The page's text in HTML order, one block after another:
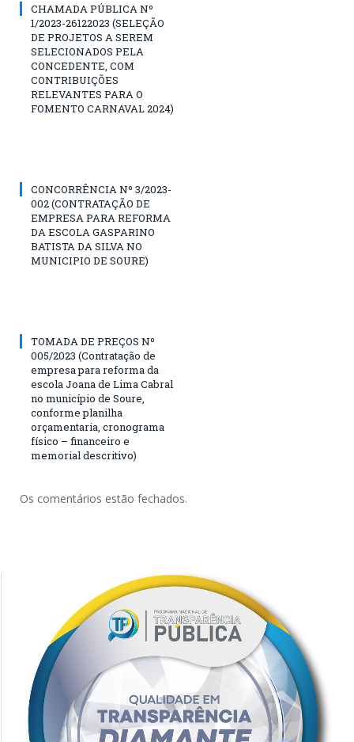
CHAMADA PÚBLICA Nº
1/2023-26122023 (SELEÇÃO
DE PROJETOS A SEREM
SELECIONADOS PELA
CONCEDENTE, COM
CONTRIBUIÇÕES
RELEVANTES PARA O
FOMENTO CARNAVAL 2024)
CONCORRÊNCIA Nº 3/2023-
002 (CONTRATAÇÃO DE
EMPRESA PARA REFORMA
DA ESCOLA GASPARINO
BATISTA DA SILVA NO
MUNICIPIO DE SOURE)
TOMADA DE PREÇOS Nº
005/2023 (Contratação de
empresa para reforma da
escola Joana de Lima Cabral
no município de Soure,
conforme planilha
orçamentaria, cronograma
físico – financeiro e
memorial descritivo)
Os comentários estão fechados.